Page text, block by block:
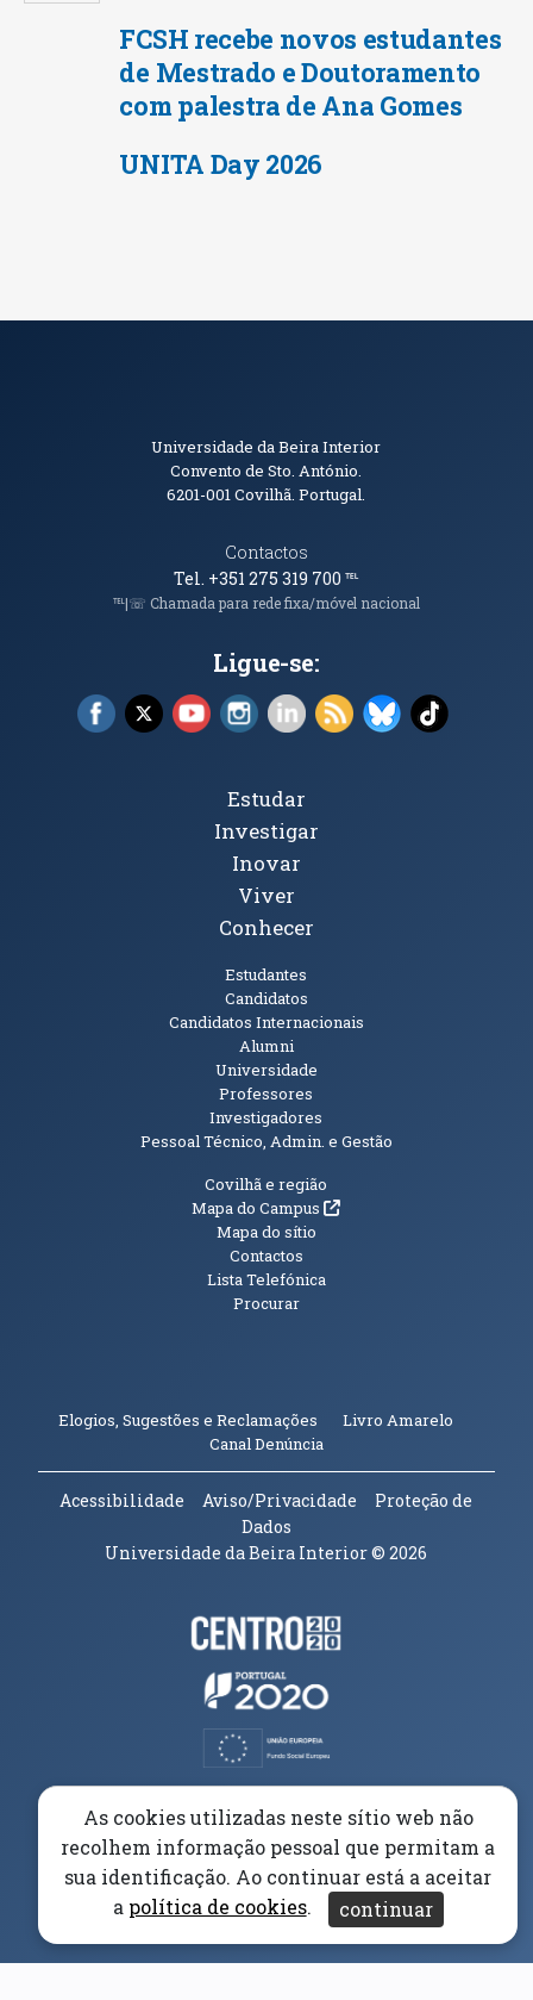
FCSH recebe novos estudantes
de Mestrado e Doutoramento
com palestra de Ana Gomes
UNITA Day 2026
Informações de Contacto
Universidade da Beira Interior
Convento de Sto. António.
6201-001Covilhã. Portugal.
Contactos
Tel. +351 275 319 700℡
℡|☏ Chamada para rede fixa/móvel nacional
Ligue-se:
Facebook (abre em nova janela)
X (abre em nova janela)
YouTube (abre em nova janela)
Instagram (abre em nova janela)
LinkedIn (abre em nova
RSS (abre em nova
Bluesky (abre
TikTok
Tópicos Principais
Estudar
Investigar
Inovar
Viver
Conhecer
Estudantes
Candidatos
Candidatos Internacionais
Alumni
Universidade
Professores
Investigadores
Pessoal Técnico, Admin. e Gestão
Informações Adicionais
Covilhã e região
Mapa do Campus(abre em nova janela)
Mapa do sítio
Contactos
Lista Telefónica
Procurar
Elogios, Sugestões e Reclamações Livro Amarelo
Canal Denúncia(abre em nova janela)
Acessibilidade Aviso/Privacidade
Proteção de
Dados
Universidade da Beira Interior© 2026
Parceiros e Financiadores
(abre em nova janela)
(abre em nova janela)
As cookies utilizadas neste sítio web não
recolhem informação pessoal que permitam a
sua identificação. Ao continuar está a aceitar
a política de cookies. continuar